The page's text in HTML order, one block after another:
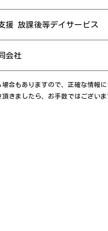
援 放課後等デイサービス
会社
合もありますので、正確な情報
きましたら、お手数ではござい